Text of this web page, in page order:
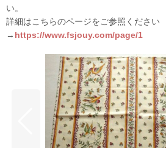
い。
詳細はこちらのページをご参照ください
→ https://www.fsjouy.com/page/1